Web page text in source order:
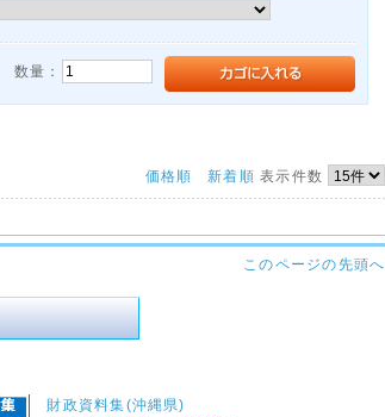
数量：
価格順 新着順 表示件数
このページの先頭へ
財政資料集(沖縄県)